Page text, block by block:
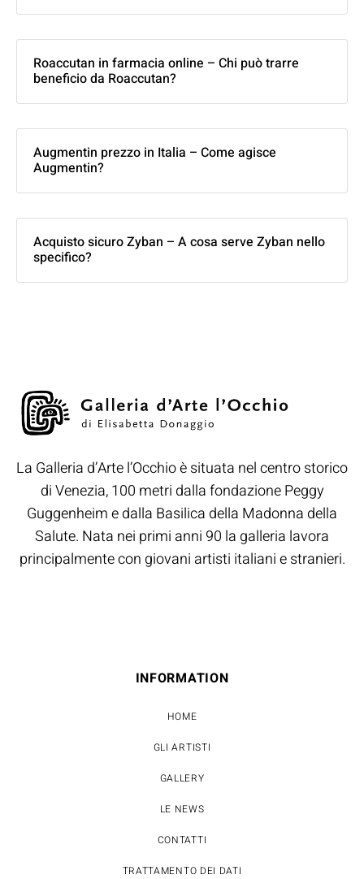
Roaccutan in farmacia online – Chi può trarre
beneficio da Roaccutan?
Augmentin prezzo in Italia – Come agisce
Augmentin?
Acquisto sicuro Zyban – A cosa serve Zyban nello
specifico?
La Galleria d’Arte l’Occhio è situata nel centro storico
di Venezia, 100 metri dalla fondazione Peggy
Guggenheim e dalla Basilica della Madonna della
Salute. Nata nei primi anni 90 la galleria lavora
principalmente con giovani artisti italiani e stranieri.
INFORMATION
HOME
GLI ARTISTI
GALLERY
LE NEWS
CONTATTI
TRATTAMENTO DEI DATI